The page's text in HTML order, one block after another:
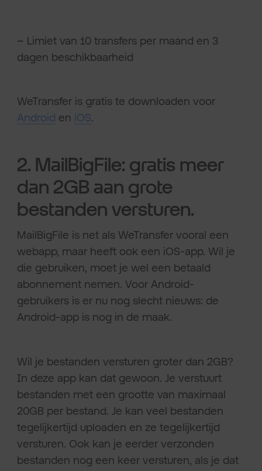
– Limiet van 10 transfers per maand en 3
dagen beschikbaarheid
WeTransfer is gratis te downloaden voor
Android en iOS.
2. MailBigFile: gratis meer
dan 2GB aan grote
bestanden versturen.
MailBigFile is net als WeTransfer vooral een
webapp, maar heeft ook een iOS-app. Wil je
die gebruiken, moet je wel een betaald
abonnement nemen. Voor Android-
gebruikers is er nu nog slecht nieuws: de
Android-app is nog in de maak.
Wil je bestanden versturen groter dan 2GB?
In deze app kan dat gewoon. Je verstuurt
bestanden met een grootte van maximaal
20GB per bestand. Je kan veel bestanden
tegelijkertijd uploaden en ze tegelijkertijd
versturen. Ook kan je eerder verzonden
bestanden nog een keer versturen, als je dat